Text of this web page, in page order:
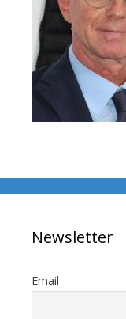
Newsletter
Email